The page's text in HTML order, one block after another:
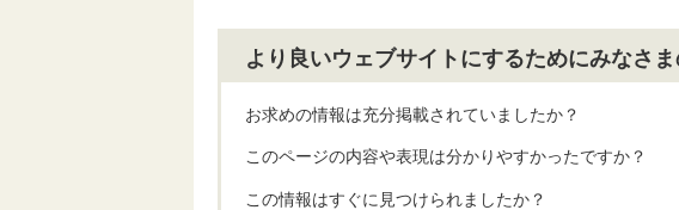
より良いウェブサイトにするためにみなさ
お求めの情報は充分掲載されていましたか？
このページの内容や表現は分かりやすかったですか？
この情報はすぐに見つけられましたか？